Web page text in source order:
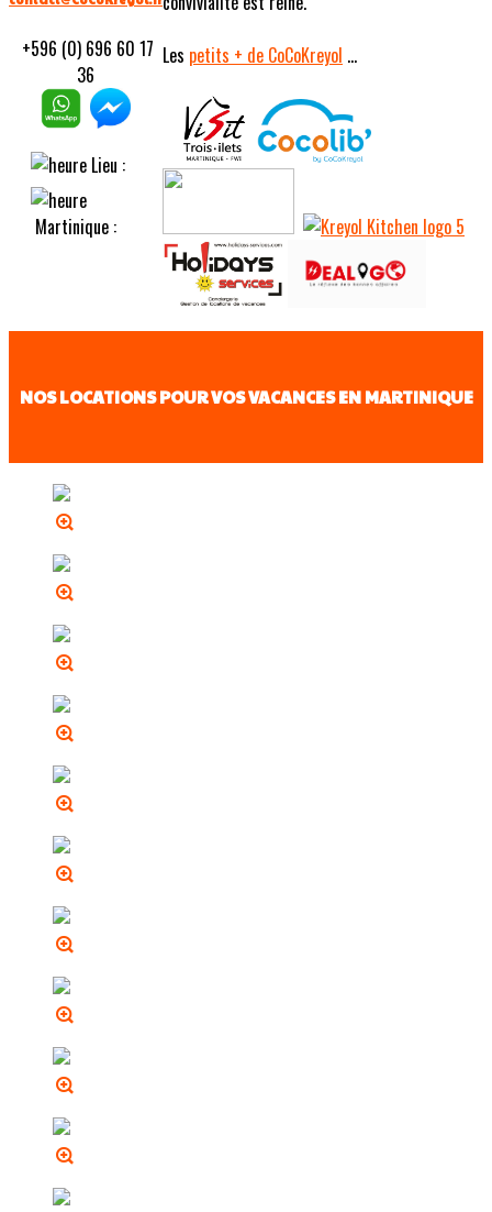
+596 (0) 696 60 17
36
Lieu :
Martinique :
Les petits + de CoCoKreyol ...
NOS LOCATIONS POUR VOS VACANCES EN MARTINIQUE